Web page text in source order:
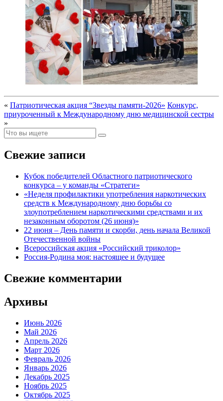
« Патриотическая акция “Звезды памяти-2026» Конкурс,
приуроченный к Международному дню медицинской сестры
»
Свежие записи
Кубок победителей Областного патриотического
конкурса – у команды «Стратеги»
«Неделя профилактики употребления наркотических
средств к Международному дню борьбы со
злоупотреблением наркотическими средствами и их
незаконным оборотом (26 июня)»
22 июня – День памяти и скорби, день начала Великой
Отечественной войны
Всероссийская акция «Российский триколор»
Россия-Родина моя: настоящее и будущее
Свежие комментарии
Архивы
Июнь 2026
Май 2026
Апрель 2026
Март 2026
Февраль 2026
Январь 2026
Декабрь 2025
Ноябрь 2025
Октябрь 2025